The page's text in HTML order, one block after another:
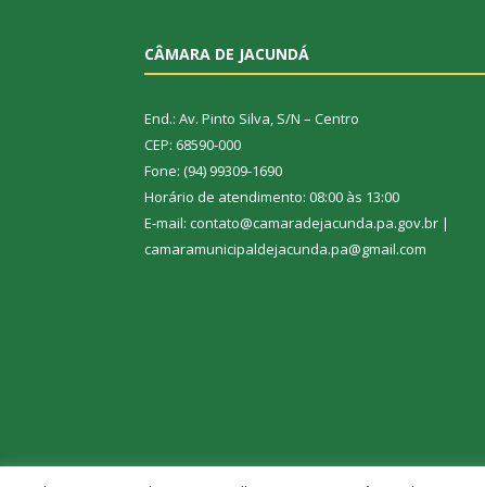
CÂMARA DE JACUNDÁ
End.: Av. Pinto Silva, S/N – Centro
CEP: 68590-000
Fone: (94) 99309-1690
Horário de atendimento: 08:00 às 13:00
E-mail: contato@camaradejacunda.pa.gov.br |
camaramunicipaldejacunda.pa@gmail.com